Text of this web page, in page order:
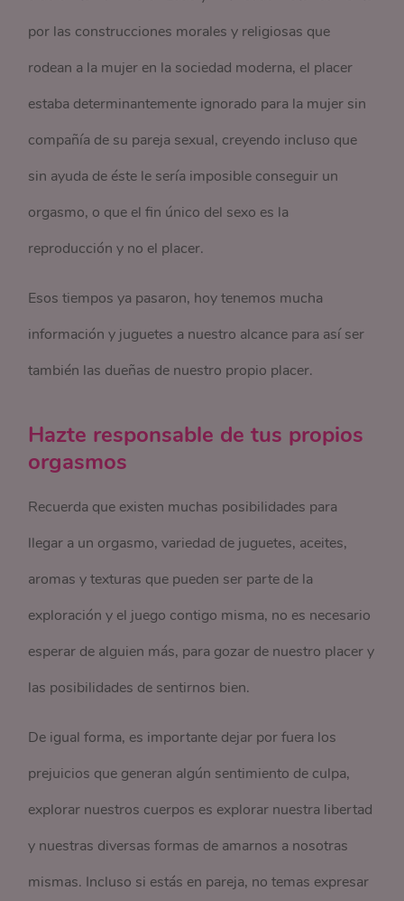
por las construcciones morales y religiosas que
rodean a la mujer en la sociedad moderna, el placer
estaba determinantemente ignorado para la mujer sin
compañía de su pareja sexual, creyendo incluso que
sin ayuda de éste le sería imposible conseguir un
orgasmo, o que el fin único del sexo es la
reproducción y no el placer.
Esos tiempos ya pasaron, hoy tenemos mucha
información y juguetes a nuestro alcance para así ser
también las dueñas de nuestro propio placer.
Hazte responsable de tus propios
orgasmos
Recuerda que existen muchas posibilidades para
llegar a un orgasmo, variedad de juguetes, aceites,
aromas y texturas que pueden ser parte de la
exploración y el juego contigo misma, no es necesario
esperar de alguien más, para gozar de nuestro placer y
las posibilidades de sentirnos bien.
De igual forma, es importante dejar por fuera los
prejuicios que generan algún sentimiento de culpa,
explorar nuestros cuerpos es explorar nuestra libertad
y nuestras diversas formas de amarnos a nosotras
mismas. Incluso si estás en pareja, no temas expresar